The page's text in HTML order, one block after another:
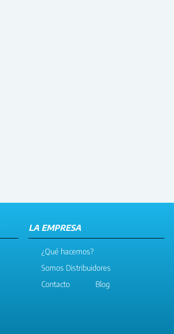
LA EMPRESA
¿Qué hacemos?
Somos Distribuidores
Contacto
Blog